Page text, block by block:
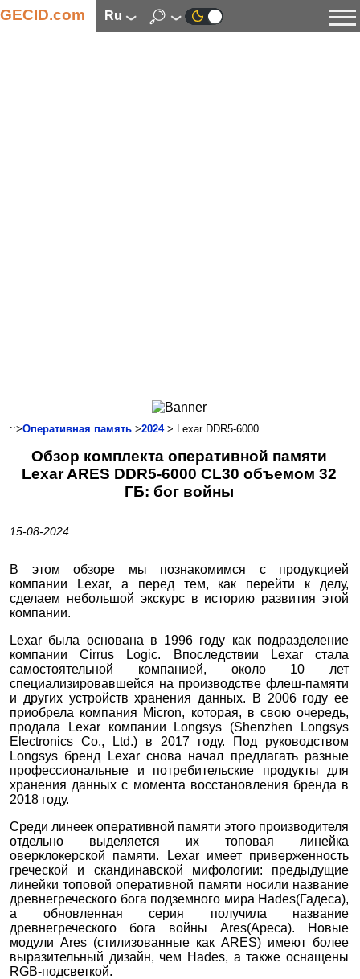
GECID.com ru
Смартфоны
Коммуникации
Автоэлектроника
Программное обеспечение
::>Оперативная память >2024> Lexar DDR5-6000
Обзор комплекта оперативной памяти
Lexar ARES DDR5-6000 CL30 объемом 32
ГБ: бог войны
15-08-2024
В этом обзоре мы познакомимся с продукцией
компании Lexar, а перед тем, как перейти к делу,
сделаем небольшой экскурс в историю развития этой
компании.
Lexar была основана в 1996 году как подразделение
компании Cirrus Logic. Впоследствии Lexar стала
самостоятельной компанией, около 10 лет
специализировавшейся на производстве флеш-памяти
и других устройств хранения данных. В 2006 году ее
приобрела компания Micron, которая, в свою очередь,
продала Lexar компании Longsys (Shenzhen Longsys
Electronics Co., Ltd.) в 2017 году. Под руководством
Longsys бренд Lexar снова начал предлагать разные
профессиональные и потребительские продукты для
хранения данных с момента восстановления бренда в
2018 году.
Среди линеек оперативной памяти этого производителя
отдельно выделяется их топовая линейка
оверклокерской памяти. Lexar имеет приверженность
греческой и скандинавской мифологии: предыдущие
линейки топовой оперативной памяти носили название
древнегреческого бога подземного мира Hades(Гадеса),
а обновленная серия получила название
древнегреческого бога войны Ares(Ареса). Новые
модули Ares (стилизованные как ARES) имеют более
выразительный дизайн, чем Hades, а также оснащены
RGB-подсветкой.